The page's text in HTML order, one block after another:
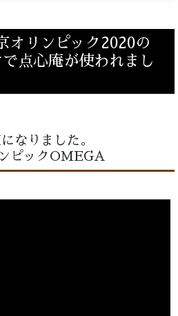
リンピック2020の
点心庵が使われまし
なりました。
ピックOMEGA